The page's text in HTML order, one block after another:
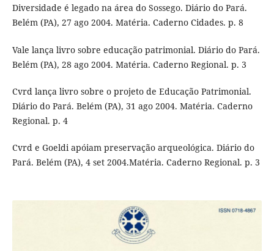
Diversidade é legado na área do Sossego. Diário do Pará.
Belém (PA), 27 ago 2004. Matéria. Caderno Cidades. p. 8
Vale lança livro sobre educação patrimonial. Diário do Pará.
Belém (PA), 28 ago 2004. Matéria. Caderno Regional. p. 3
Cvrd lança livro sobre o projeto de Educação Patrimonial.
Diário do Pará. Belém (PA), 31 ago 2004. Matéria. Caderno
Regional. p. 4
Cvrd e Goeldi apóiam preservação arqueológica. Diário do
Pará. Belém (PA), 4 set 2004.Matéria. Caderno Regional. p. 3